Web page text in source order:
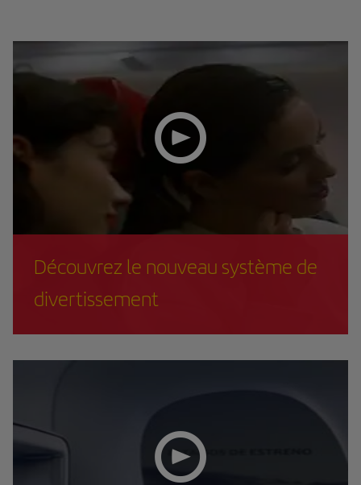
Découvrez le nouveau système de
divertissement